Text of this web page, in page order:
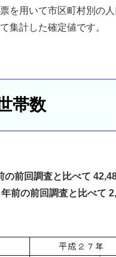
用いて市区町村別の人
集計した確定値です。
帯数
回調査と比べて
前回調査と比べて